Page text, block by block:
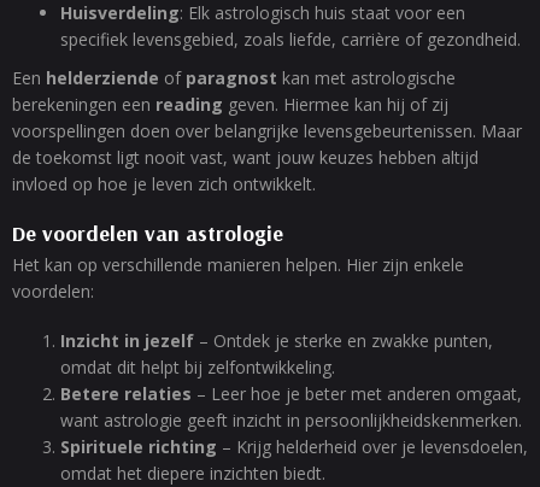
Huisverdeling: Elk astrologisch huis staat voor een
specifiek levensgebied, zoals liefde, carrière of gezondheid.
Een helderziende of paragnost kan met astrologische
berekeningen een reading geven. Hiermee kan hij of zij
voorspellingen doen over belangrijke levensgebeurtenissen. Maar
de toekomst ligt nooit vast, want jouw keuzes hebben altijd
invloed op hoe je leven zich ontwikkelt.
De voordelen van astrologie
Het kan op verschillende manieren helpen. Hier zijn enkele
voordelen:
Inzicht in jezelf – Ontdek je sterke en zwakke punten,
omdat dit helpt bij zelfontwikkeling.
Betere relaties – Leer hoe je beter met anderen omgaat,
want astrologie geeft inzicht in persoonlijkheidskenmerken.
Spirituele richting – Krijg helderheid over je levensdoelen,
omdat het diepere inzichten biedt.